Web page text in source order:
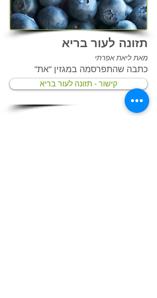
תזונה לעור בריא
מאת ליאת אפרתי
כתבה שהתפרסמה במגזין "את"
קישור - תזונה לעור בריא